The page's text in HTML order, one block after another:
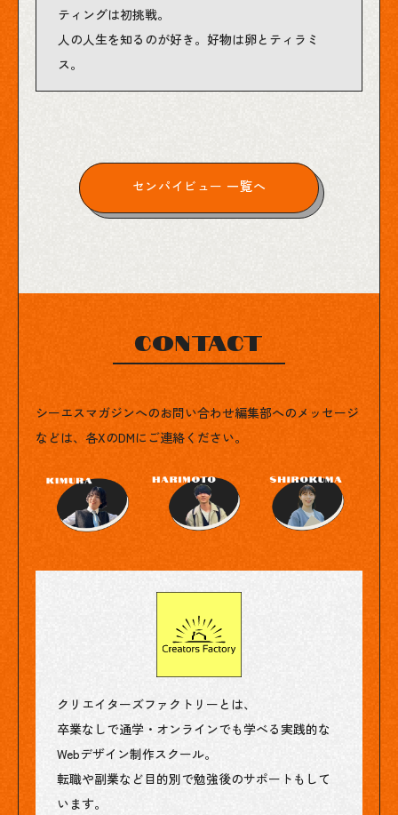
ティングは初挑戦。
人の人生を知るのが好き。好物は卵とティラミ
ス。
センパイビュー 一覧へ
Contact
シーエスマガジンへのお問い合わせ編集部へのメッセージ
などは、各XのDMにご連絡ください。
クリエイターズファクトリーとは、
卒業なしで通学・オンラインでも学べる実践的な
Webデザイン制作スクール。
転職や副業など目的別で勉強後のサポートもして
います。